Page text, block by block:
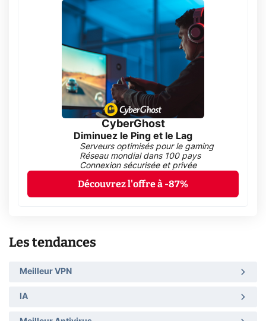
CyberGhost
Diminuez le Ping et le Lag
Serveurs optimisés pour le gaming
Réseau mondial dans 100 pays
Connexion sécurisée et privée
Découvrez l'offre à -87%
Les tendances
Meilleur VPN
IA